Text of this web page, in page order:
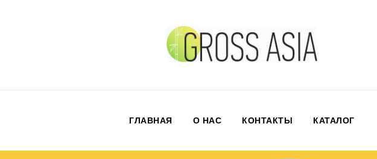
ГЛАВНАЯ О НАС КОНТАКТЫ КАТАЛОГ